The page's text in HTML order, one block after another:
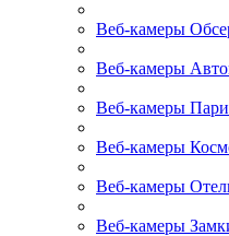
Веб-камеры
Веб-камеры
Веб-камеры
Веб-камеры
Веб-камеры
Веб-камеры